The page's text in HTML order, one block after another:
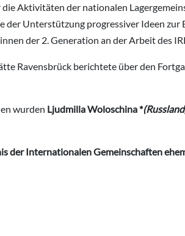
Aktivitäten der nationalen
der Unterstützung progressiver Ideen
der 2. Generation an der Arbeit des
Ravensbrück berichtete über den
wurden Ljudmilla Woloschina *
der Internationalen Gemeinschaften